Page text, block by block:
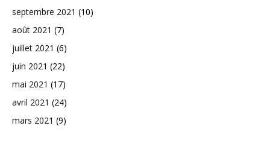
septembre 2021 (10)
août 2021 (7)
juillet 2021 (6)
juin 2021 (22)
mai 2021 (17)
avril 2021 (24)
mars 2021 (9)